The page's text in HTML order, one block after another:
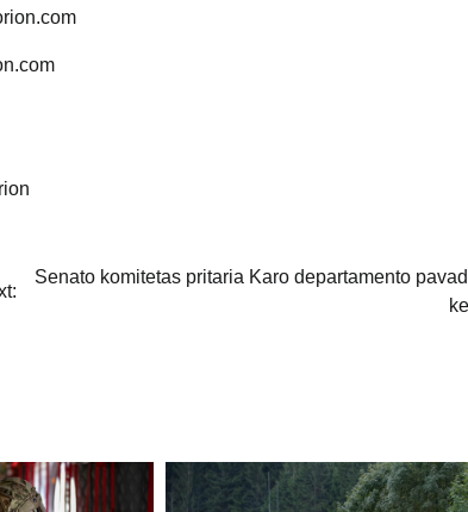
Senato komitetas pritaria Karo departamento